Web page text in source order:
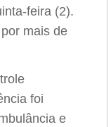
feira (2).
mais de
foi
e